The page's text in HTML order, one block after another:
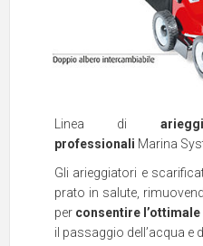
Linea di
professionali Marina
Gli arieggiatori e
prato in salute,
per consentire
il passaggio dell’acqua e